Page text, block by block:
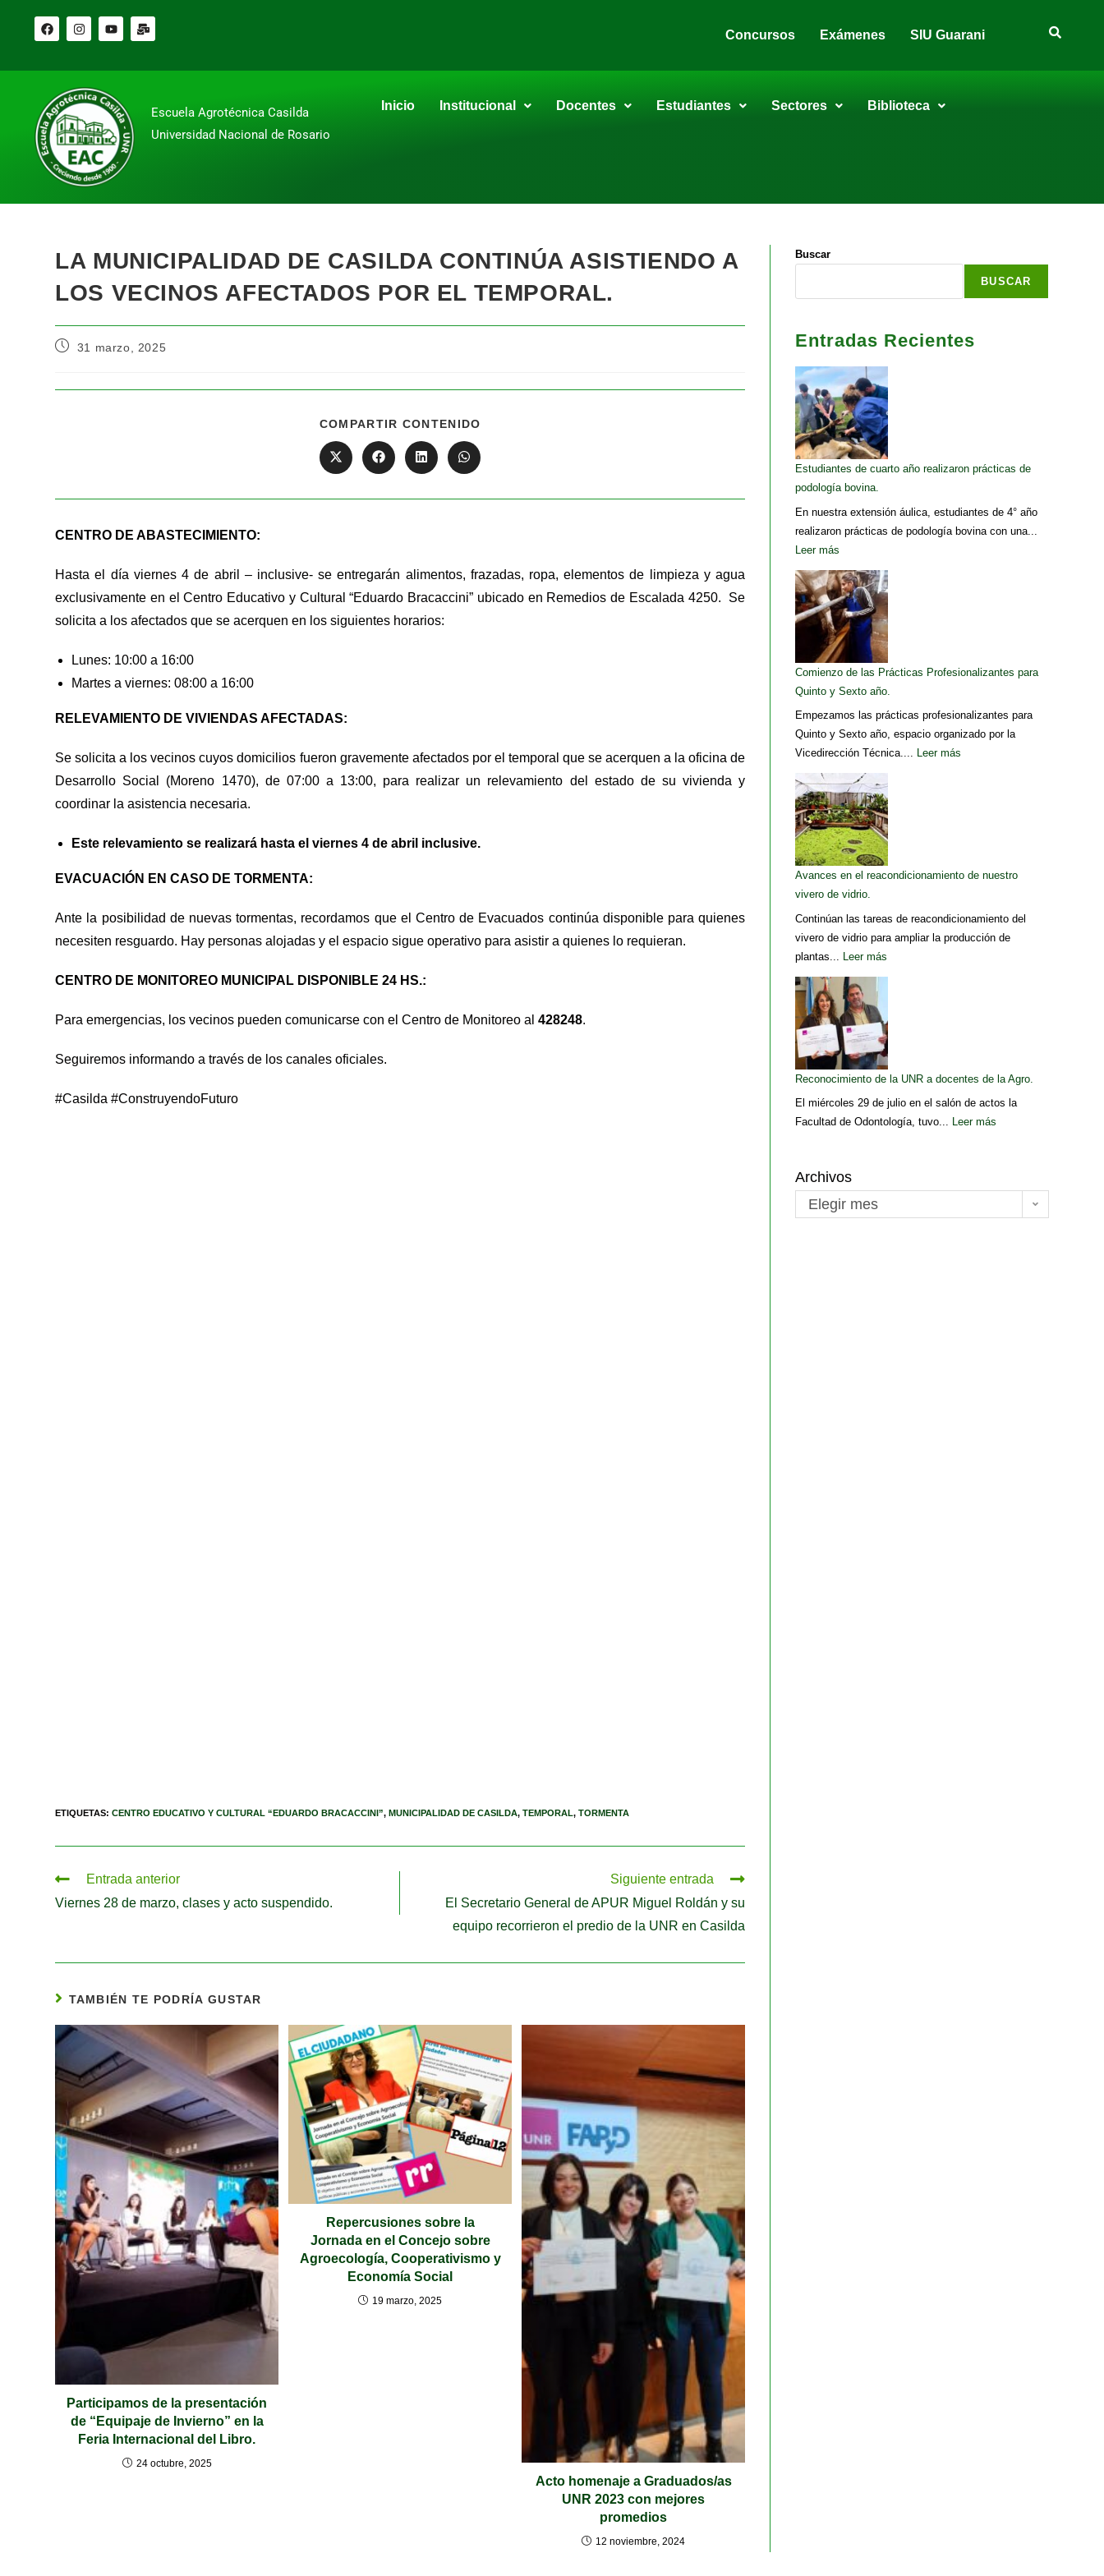
Concursos Exámenes SIU Guarani
Escuela Agrotécnica Casilda
Universidad Nacional de Rosario
Inicio Institucional Docentes Estudiantes Sectores Biblioteca
LA MUNICIPALIDAD DE CASILDA CONTINÚA ASISTIENDO A
LOS VECINOS AFECTADOS POR EL TEMPORAL.
31 marzo, 2025
COMPARTIR CONTENIDO
CENTRO DE ABASTECIMIENTO:
Hasta el día viernes 4 de abril – inclusive- se entregarán alimentos, frazadas, ropa, elementos de limpieza y agua
exclusivamente en el Centro Educativo y Cultural “Eduardo Bracaccini” ubicado en Remedios de Escalada 4250. Se
solicita a los afectados que se acerquen en los siguientes horarios:
Lunes: 10:00 a 16:00
Martes a viernes: 08:00 a 16:00
RELEVAMIENTO DE VIVIENDAS AFECTADAS:
Se solicita a los vecinos cuyos domicilios fueron gravemente afectados por el temporal que se acerquen a la oficina de
Desarrollo Social (Moreno 1470), de 07:00 a 13:00, para realizar un relevamiento del estado de su vivienda y
coordinar la asistencia necesaria.
Este relevamiento se realizará hasta el viernes 4 de abril inclusive.
EVACUACIÓN EN CASO DE TORMENTA:
Ante la posibilidad de nuevas tormentas, recordamos que el Centro de Evacuados continúa disponible para quienes
necesiten resguardo. Hay personas alojadas y el espacio sigue operativo para asistir a quienes lo requieran.
CENTRO DE MONITOREO MUNICIPAL DISPONIBLE 24 HS.:
Para emergencias, los vecinos pueden comunicarse con el Centro de Monitoreo al428248.
Seguiremos informando a través de los canales oficiales.
#Casilda #ConstruyendoFuturo
ETIQUETAS:CENTRO EDUCATIVO Y CULTURAL “EDUARDO BRACACCINI”, MUNICIPALIDAD DE CASILDA, TEMPORAL, TORMENTA
Entrada anterior
Viernes 28 de marzo, clases y acto suspendido.
Siguiente entrada
El Secretario General de APUR Miguel Roldán y su
equipo recorrieron el predio de la UNR en Casilda
TAMBIÉN TE PODRÍA GUSTAR
Participamos de la presentación
de “Equipaje de Invierno” en la
Feria Internacional del Libro.
24 octubre, 2025
Repercusiones sobre la
Jornada en el Concejo sobre
Agroecología, Cooperativismo y
Economía Social
19 marzo, 2025
Acto homenaje a Graduados/as
UNR 2023 con mejores
promedios
12 noviembre, 2024
Buscar
BUSCAR
Entradas Recientes
Estudiantes de cuarto año realizaron prácticas de
podología bovina.
En nuestra extensión áulica, estudiantes de 4° año
realizaron prácticas de podología bovina con una...
Leer más
Comienzo de las Prácticas Profesionalizantes para
Quinto y Sexto año.
Empezamos las prácticas profesionalizantes para
Quinto y Sexto año, espacio organizado por la
Vicedirección Técnica.... Leer más
Avances en el reacondicionamiento de nuestro
vivero de vidrio.
Continúan las tareas de reacondicionamiento del
vivero de vidrio para ampliar la producción de
plantas...
Leer más
Reconocimiento de la UNR a docentes de la Agro.
El miércoles 29 de julio en el salón de actos la
Facultad de Odontología, tuvo... Leer más
Archivos
Elegir mes